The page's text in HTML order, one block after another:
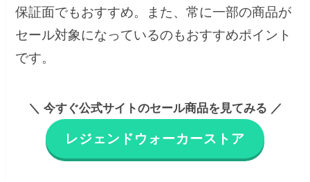
保証面でもおすすめ。また、常に一部の商品が
セール対象になっているのもおすすめポイント
です。
＼ 今すぐ公式サイトのセール商品を見てみる ／
レジェンドウォーカーストア